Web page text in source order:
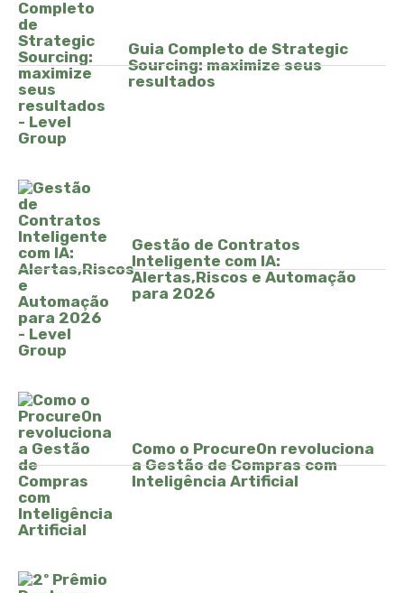
Guia Completo de Strategic
Sourcing: maximize seus
resultados
Gestão de Contratos
Inteligente com IA:
Alertas,Riscos e Automação
para 2026
Como o ProcureOn revoluciona
a Gestão de Compras com
Inteligência Artificial